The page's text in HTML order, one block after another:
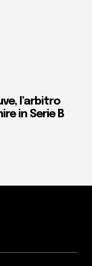
l’arbitro
in Serie B